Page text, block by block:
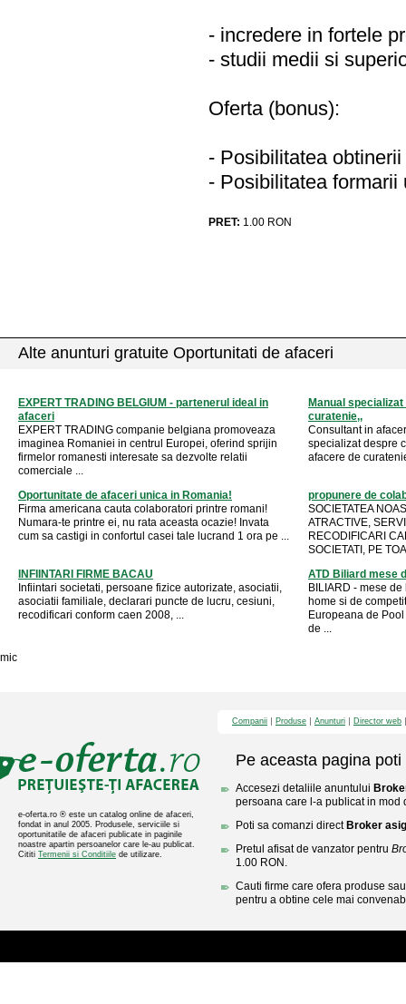
- incredere in fortele
- studii medii si
Oferta (bonus):
- Posibilitatea
- Posibilitatea formarii
PRET: 1.00 RON
Alte anunturi gratuite Oportunitati de afaceri
EXPERT TRADING BELGIUM - partenerul ideal in
afaceri
EXPERT TRADING companie belgiana promoveaza
imaginea Romaniei in centrul Europei, oferind sprijin
firmelor romanesti interesate sa dezvolte relatii
comerciale ...
Manual
curatenie,,
Consultant in
specializat despre
afacere de
Oportunitate de afaceri unica in Romania!
Firma americana cauta colaboratori printre romani!
Numara-te printre ei, nu rata aceasta ocazie! Invata
cum sa castigi in confortul casei tale lucrand 1 ora pe ...
propunere de
SOCIETATEA
ATRACTIVE,
RECODIFICARI
SOCIETATI, PE
INFIINTARI FIRME BACAU
Infiintari societati, persoane fizice autorizate, asociatii,
asociatii familiale, declarari puncte de lucru, cesiuni,
recodificari conform caen 2008, ...
ATD Biliard mese
BILIARD - mese
home si de
Europeana de
de ...
mic
e-oferta.ro ® este un catalog online de afaceri,
fondat in anul 2005. Produsele, serviciile si
oportunitatile de afaceri publicate in paginile
noastre apartin persoanelor care le-au publicat.
Cititi Termenii si Conditiile de utilizare.
Companii Produse Anunturi Director web
Pe aceasta pagina poti
Accesezi detaliile anuntului
persoana care l-a publicat in mod
Poti sa comanzi direct Broker
Pretul afisat de vanzator pentru
1.00 RON.
Cauti firme care ofera produse
pentru a obtine cele mai